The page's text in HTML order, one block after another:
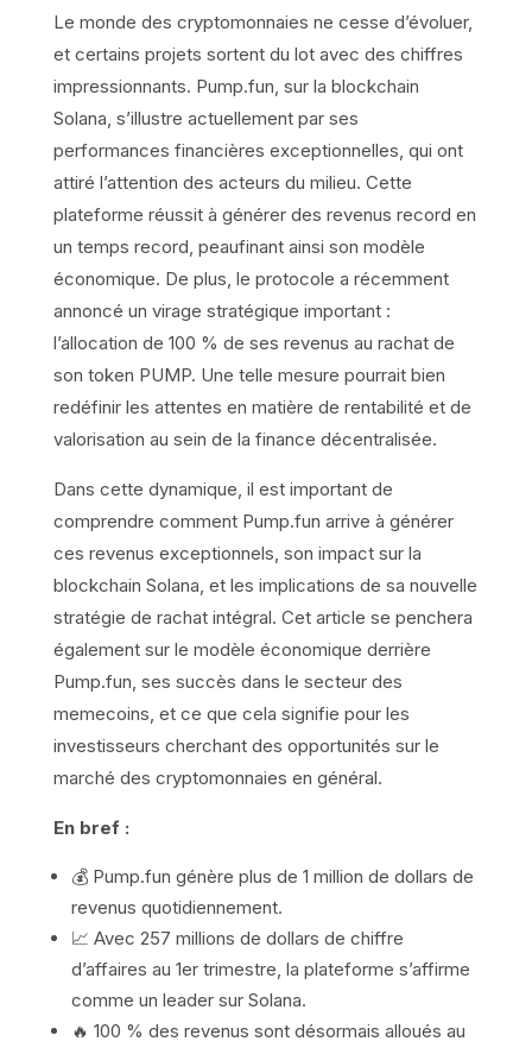
Le monde des cryptomonnaies ne cesse d’évoluer,
et certains projets sortent du lot avec des chiffres
impressionnants. Pump.fun, sur la blockchain
Solana, s’illustre actuellement par ses
performances financières exceptionnelles, qui ont
attiré l’attention des acteurs du milieu. Cette
plateforme réussit à générer des revenus record en
un temps record, peaufinant ainsi son modèle
économique. De plus, le protocole a récemment
annoncé un virage stratégique important :
l’allocation de 100 % de ses revenus au rachat de
son token PUMP. Une telle mesure pourrait bien
redéfinir les attentes en matière de rentabilité et de
valorisation au sein de la finance décentralisée.
Dans cette dynamique, il est important de
comprendre comment Pump.fun arrive à générer
ces revenus exceptionnels, son impact sur la
blockchain Solana, et les implications de sa nouvelle
stratégie de rachat intégral. Cet article se penchera
également sur le modèle économique derrière
Pump.fun, ses succès dans le secteur des
memecoins, et ce que cela signifie pour les
investisseurs cherchant des opportunités sur le
marché des cryptomonnaies en général.
En bref :
💰 Pump.fun génère plus de 1 million de dollars de
revenus quotidiennement.
📈 Avec 257 millions de dollars de chiffre
d’affaires au 1er trimestre, la plateforme s’affirme
comme un leader sur Solana.
🔥 100 % des revenus sont désormais alloués au